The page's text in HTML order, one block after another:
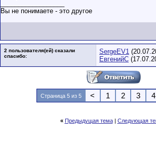
Вы не понимаете - это другое
2 пользователя(ей) сказали
cпасибо:
SergeEV1
ЕвгенийС
Страница 5 из 5 < 1 2 3 4
« Предыдущая тема| Следующая